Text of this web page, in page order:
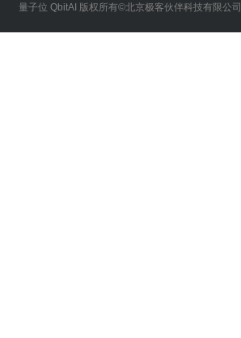
量子位 QbitAI 版权所有©北京极客伙伴科技有限公司